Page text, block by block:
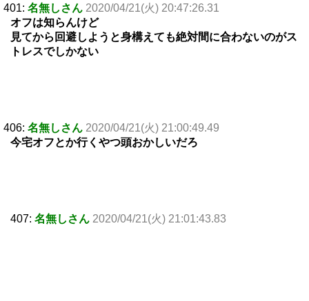
401: 名無しさん 2020/04/21(火) 20:47:26.31
オフは知らんけど
見てから回避しようと身構えても絶対間に合わないのがス
トレスでしかない
406: 名無しさん 2020/04/21(火) 21:00:49.49
今宅オフとか行くやつ頭おかしいだろ
407: 名無しさん 2020/04/21(火) 21:01:43.83